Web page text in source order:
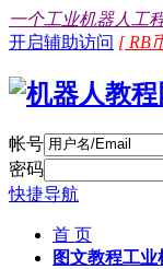
一个工业机器人工
开启辅助访问 [ RB
帐号
密码
快捷导航
首 页
图文教程工业